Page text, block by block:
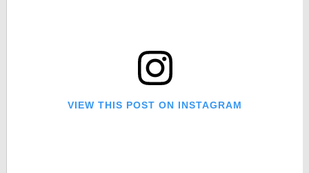
VIEW THIS POST ON INSTAGRAM